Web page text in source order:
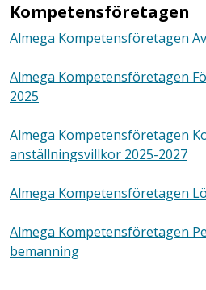
Kompetensföretagen
Almega Kompetensföretagen
Almega Kompetensföretagen
2025
Almega Kompetensföretagen
anställningsvillkor 2025-2027
Almega Kompetensföretagen
Almega Kompetensföretagen
bemanning